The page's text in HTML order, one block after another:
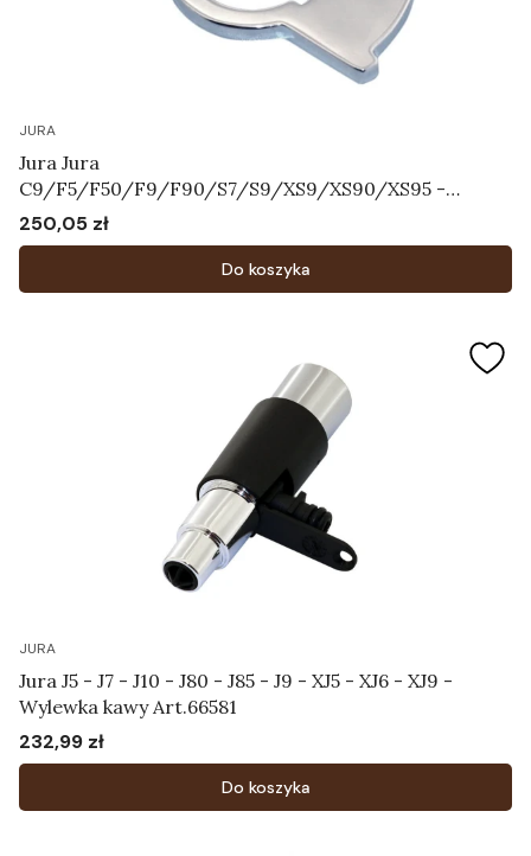
JURA
Jura Jura
C9/F5/F50/F9/F90/S7/S9/XS9/XS90/XS95 -
Tarcza ze skalą Art.64731
Cena
250,05 zł
Do koszyka
JURA
Jura J5 - J7 - J10 - J80 - J85 - J9 - XJ5 - XJ6 - XJ9 -
Wylewka kawy Art.66581
Cena
232,99 zł
Do koszyka